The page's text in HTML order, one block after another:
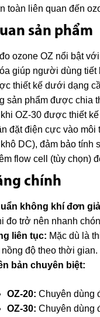
toàn liên quan đến
sản phẩm
ozone OZ nổi bật
giúp người dùng tiết
thiết kế dưới dạng
sản phẩm được chia
khi OZ-30 được thiết
đặt điện cực vào
DC), đảm bảo
flow cell (tùy chọn)
chính
không khí đơn
đo trở nên nhanh
liên tục: Mặc dù là
độ theo thời gian.
bản chuyên biệt:
OZ-20: Chuyên dùng
OZ-30: Chuyên dùng